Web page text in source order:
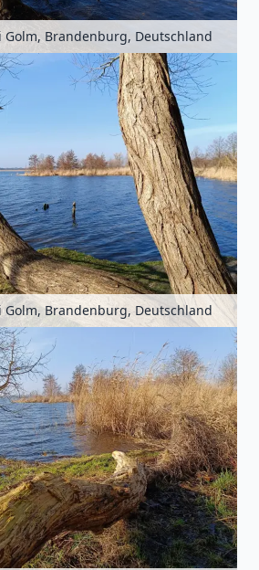
Golm, Brandenburg, Deutschland
Golm, Brandenburg, Deutschland